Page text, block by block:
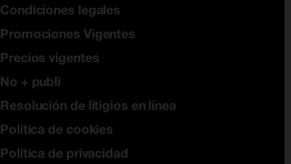
Condiciones legales
Promociones Vigentes
Precios vigentes
No + publi
Resolución de litigios en línea
Política de cookies
Política de privacidad